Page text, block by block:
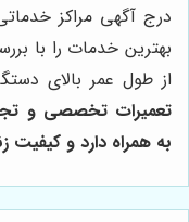
درج آگهی مراکز
بهترین خدمات را با
از طول عمر بالای
تعمیرات تخصصی و
به همراه دارد و کیفیت